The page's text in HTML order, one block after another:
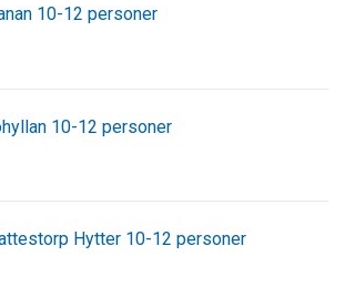
10-12 personer
10-12 personer
Hytter 10-12 personer